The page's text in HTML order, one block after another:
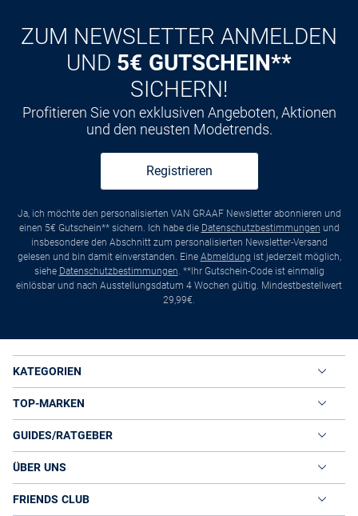
ZUM NEWSLETTER ANMELDEN
UND 5€ GUTSCHEIN**
SICHERN!
Profitieren Sie von exklusiven Angeboten, Aktionen
und den neusten Modetrends.
Registrieren
Ja, ich möchte den personalisierten VAN GRAAF Newsletter abonnieren und
einen 5€ Gutschein** sichern. Ich habe die Datenschutzbestimmungen und
insbesondere den Abschnitt zum personalisierten Newsletter-Versand
gelesen und bin damit einverstanden. Eine Abmeldung ist jederzeit möglich,
siehe Datenschutzbestimmungen. **Ihr Gutschein-Code ist einmalig
einlösbar und nach Ausstellungsdatum 4 Wochen gültig. Mindestbestellwert
29,99€.
KATEGORIEN
TOP-MARKEN
GUIDES/RATGEBER
ÜBER UNS
FRIENDS CLUB